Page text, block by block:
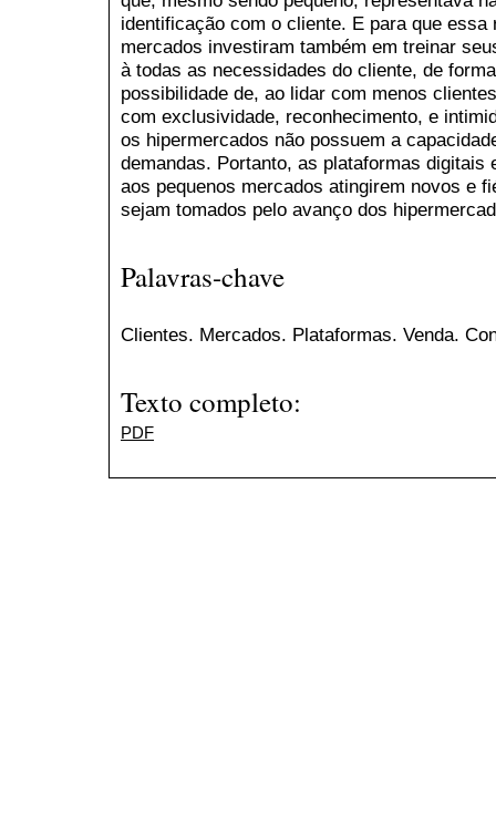
identificação com o cliente. E para que
mercados investiram também em treinar
à todas as necessidades do cliente, de
possibilidade de, ao lidar com menos
com exclusividade, reconhecimento, e
os hipermercados não possuem a
demandas. Portanto, as plataformas
aos pequenos mercados atingirem novos e
sejam tomados pelo avanço dos
Palavras-chave
Clientes. Mercados. Plataformas. Venda.
Texto completo:
PDF